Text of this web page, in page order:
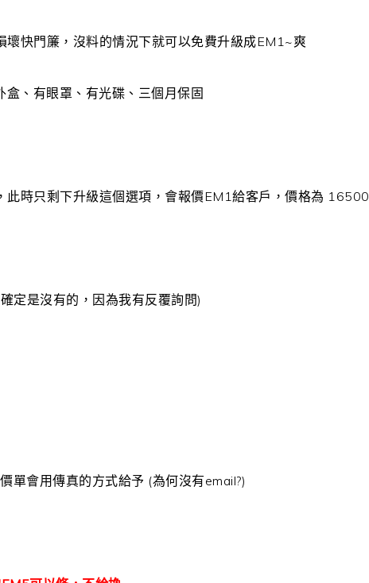
快門簾，沒料的情況下就可以免費升級成EM1~爽
、有眼罩、有光碟、三個月保固
此時只剩下升級這個選項，會報價EM1給客戶，價格為 16500
定是沒有的，因為我有反覆詢問)
單會用傳真的方式給予 (為何沒有email?)